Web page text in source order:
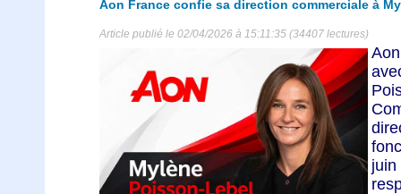
Aon France confie sa direction commerciale à
Article publié le 02/04/2026 à 15:11:35 (34407 lectures)